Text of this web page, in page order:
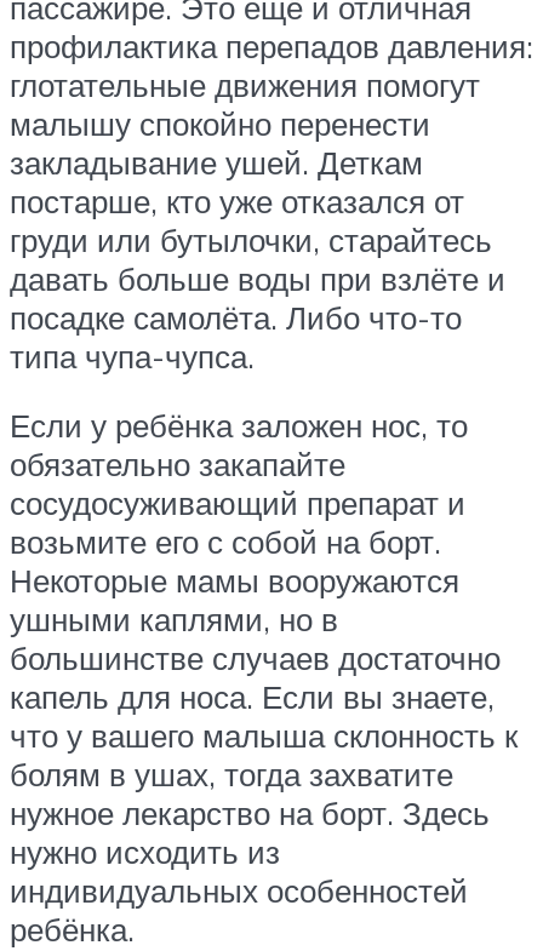
профилактика перепадов давления:
глотательные движения помогут
малышу спокойно перенести
закладывание ушей. Деткам
постарше, кто уже отказался от
груди или бутылочки, старайтесь
давать больше воды при взлёте и
посадке самолёта. Либо что-то
типа чупа-чупса.
Если у ребёнка заложен нос, то
обязательно закапайте
сосудосуживающий препарат и
возьмите его с собой на борт.
Некоторые мамы вооружаются
ушными каплями, но в
большинстве случаев достаточно
капель для носа. Если вы знаете,
что у вашего малыша склонность к
болям в ушах, тогда захватите
нужное лекарство на борт. Здесь
нужно исходить из
индивидуальных особенностей
ребёнка.